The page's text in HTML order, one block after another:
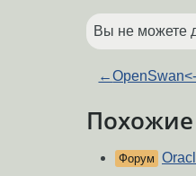
Вы не можете
←
Форум